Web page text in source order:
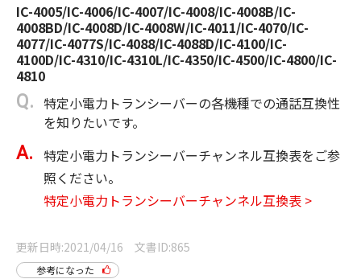
IC-4005/IC-4006/IC-4007/IC-4008/IC-4008B/IC-
4008BD/IC-4008D/IC-4008W/IC-4011/IC-4070/IC-
4077/IC-4077S/IC-4088/IC-4088D/IC-4100/IC-
4100D/IC-4310/IC-4310L/IC-4350/IC-4500/IC-4800/IC-
4810
特定小電力トランシーバーの各機種での通話互換性
を知りたいです。
特定小電力トランシーバーチャンネル互換表をご参
照ください。
特定小電力トランシーバーチャンネル互換表 >
更新日時 2021/04/16 文書ID 865
参考になった